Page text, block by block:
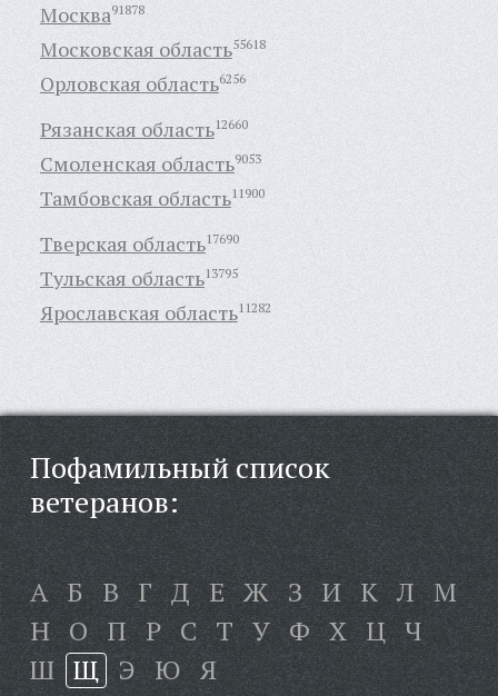
Москва91878
Московская область55618
Орловская область6256
Рязанская область12660
Смоленская область9053
Тамбовская область11900
Тверская область17690
Тульская область13795
Ярославская область11282
Пофамильный список
ветеранов:
А Б В Г Д Е Ж З И К Л М
Н О П Р С Т У Ф Х Ц Ч
Ш Щ Э Ю Я